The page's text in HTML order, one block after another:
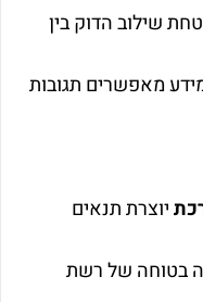
שילוב הדוק בין
מאפשרים תגובות
יוצרת תנאים
בטוחה של רשת